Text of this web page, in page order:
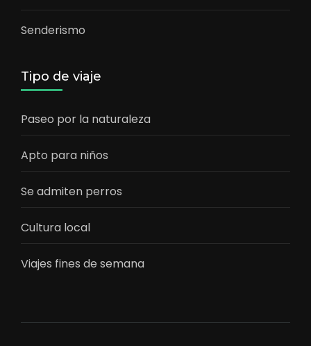
Senderismo
Tipo de viaje
Paseo por la naturaleza
Apto para niños
Se admiten perros
Cultura local
Viajes fines de semana